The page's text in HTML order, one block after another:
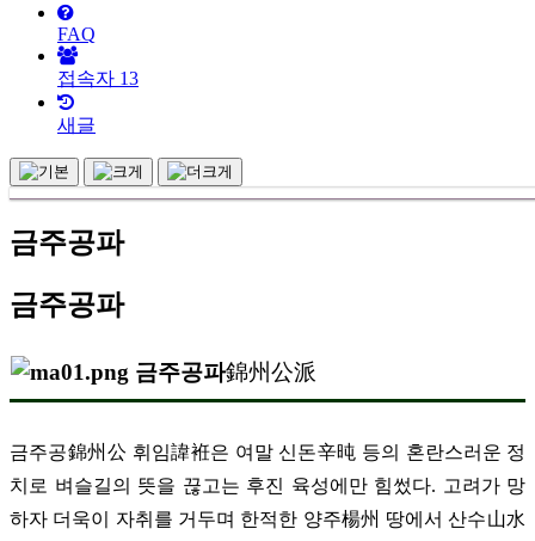
FAQ
접속자 13
새글
금주공파
금주공파
금주공파錦州公派
금주공錦州公 휘임諱袵은 여말 신돈辛旽 등의 혼란스러운 정
치로 벼슬길의 뜻을 끊고는 후진 육성에만 힘썼다. 고려가 망
하자 더욱이 자취를 거두며 한적한 양주楊州 땅에서 산수山水